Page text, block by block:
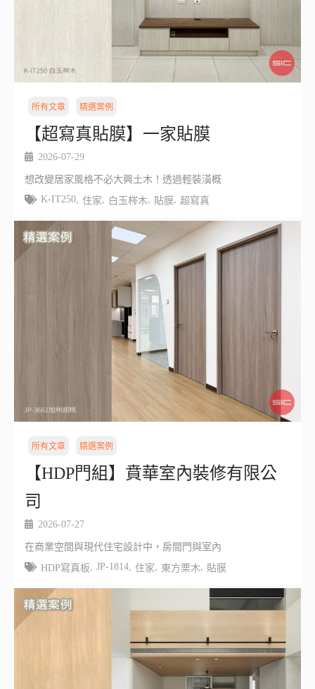
所有文章 精選案例
【超寫真貼膜】一家貼膜
2026-07-29
想改變居家風格不必大興土木！透過輕裝潢概
K-IT250, 住家 白玉梣木 貼膜, 超寫真
所有文章 精選案例
【HDP門組】賁華室內裝修有限公
司
2026-07-27
在商業空間與現代住宅設計中，房間門與室內
HDP寫真板, JP-1814, 住家, 東方栗木, 貼膜